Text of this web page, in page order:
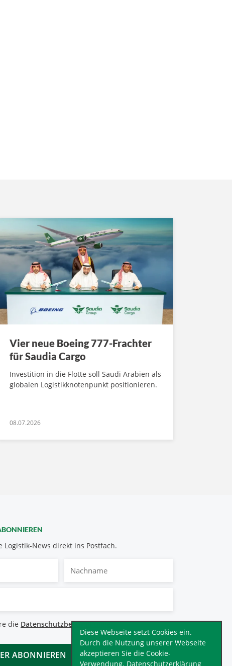
Diese Webseite setzt Cookies ein.
Durch die Nutzung unserer Webseite
akzeptieren Sie die Cookie-
Verwendung. Datenschutzerklärung
Vier neue Boeing 777-Frachter
für Saudia Cargo
Investition in die Flotte soll Saudi Arabien als
globalen Logistikknotenpunkt positionieren.
08.07.2026
Logistik-News direkt ins Postfach.
die Datenschutzbestimmungen.*